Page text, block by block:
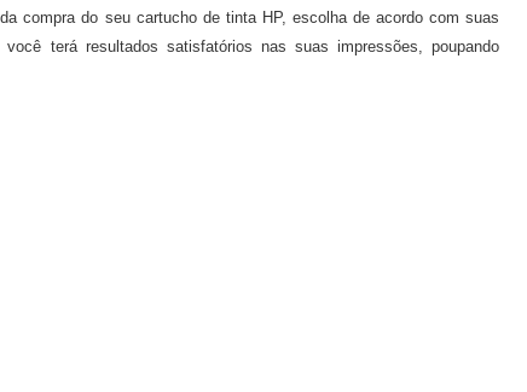
compra do seu cartucho de tinta HP, escolha de acordo com suas
terá resultados satisfatórios nas suas impressões, poupando